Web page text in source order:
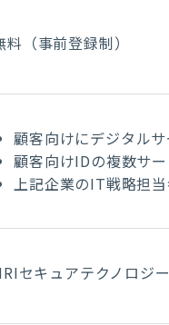
料（事前登録制）
顧客向けにデジタル
顧客向けIDの複数サ
上記企業のIT戦略担
セキュアテクノロジ